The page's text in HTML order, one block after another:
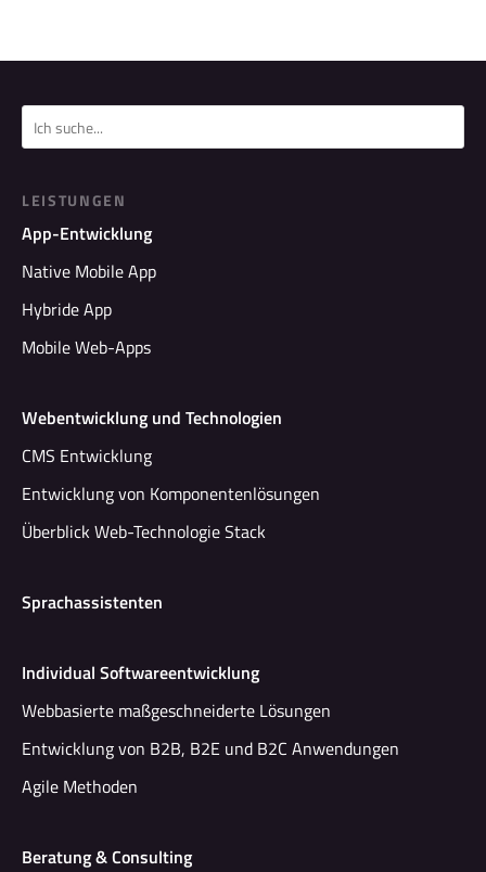
LEISTUNGEN
App-Entwicklung
Native Mobile App
Hybride App
Mobile Web-Apps
Webentwicklung und Technologien
CMS Entwicklung
Entwicklung von Komponentenlösungen
Überblick Web-Technologie Stack
Sprachassistenten
Individual Softwareentwicklung
Webbasierte maßgeschneiderte Lösungen
Entwicklung von B2B, B2E und B2C Anwendungen
Agile Methoden
Beratung & Consulting